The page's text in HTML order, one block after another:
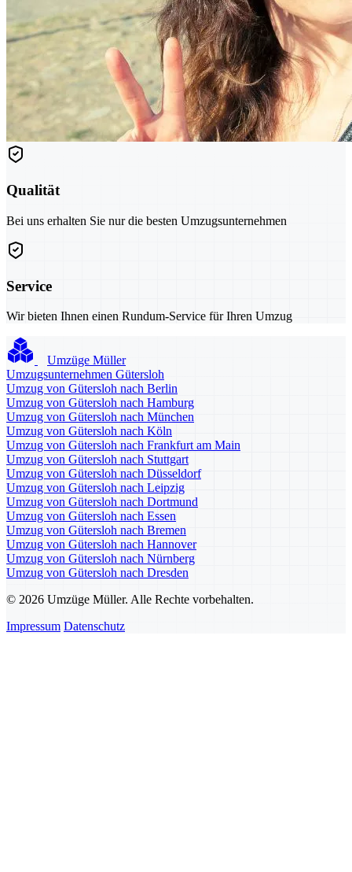
Qualität
Bei uns erhalten Sie nur die besten Umzugsunternehmen
Service
Wir bieten Ihnen einen Rundum-Service für Ihren Umzug
Umzüge Müller
Umzugsunternehmen Gütersloh
Umzug von Gütersloh nach Berlin
Umzug von Gütersloh nach Hamburg
Umzug von Gütersloh nach München
Umzug von Gütersloh nach Köln
Umzug von Gütersloh nach Frankfurt am Main
Umzug von Gütersloh nach Stuttgart
Umzug von Gütersloh nach Düsseldorf
Umzug von Gütersloh nach Leipzig
Umzug von Gütersloh nach Dortmund
Umzug von Gütersloh nach Essen
Umzug von Gütersloh nach Bremen
Umzug von Gütersloh nach Hannover
Umzug von Gütersloh nach Nürnberg
Umzug von Gütersloh nach Dresden
© 2026 Umzüge Müller. Alle Rechte vorbehalten.
Impressum Datenschutz